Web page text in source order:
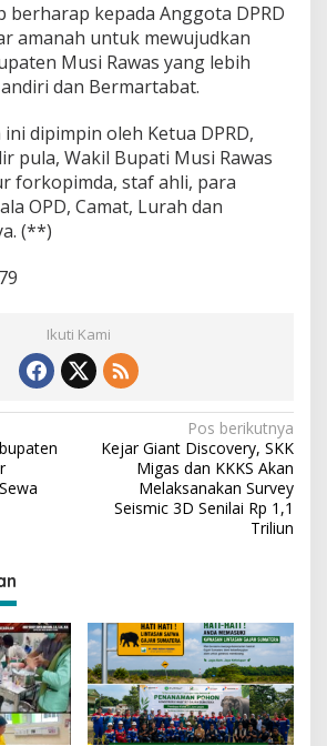
s
e
s
berharap kepada Anggota DPRD
amanah untuk mewujudkan
Musi Rawas yang lebih
dan Bermartabat.
dipimpin oleh Ketua DPRD,
pula, Wakil Bupati Musi Rawas
forkopimda, staf ahli, para
OPD, Camat, Lurah dan
(**)
Ikuti Kami
Pos berikutnya
Kejar Giant Discovery, SKK
Migas dan KKKS Akan
Melaksanakan Survey
Seismic 3D Senilai Rp 1,1
Triliun